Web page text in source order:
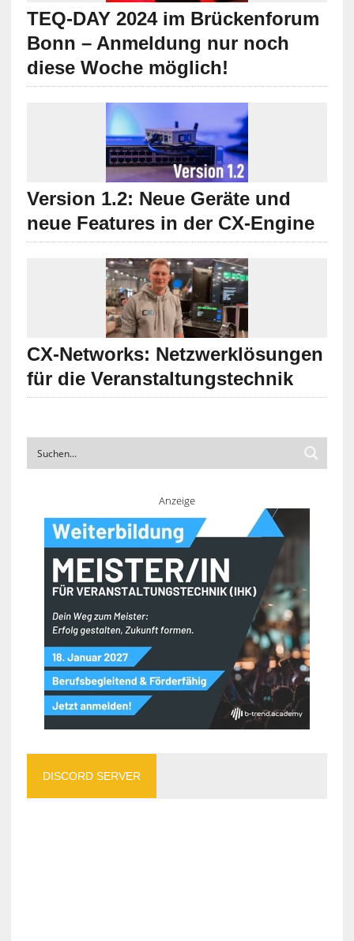
TEQ-DAY 2024 im Brückenforum
Bonn – Anmeldung nur noch
diese Woche möglich!
Version 1.2: Neue Geräte und
neue Features in der CX-Engine
CX-Networks: Netzwerklösungen
für die Veranstaltungstechnik
Anzeige
DISCORD SERVER